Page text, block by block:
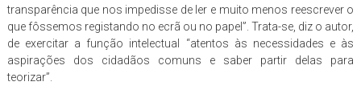
transparência que nos impedisse de ler e muito menos reescrever o
que fôssemos registando no ecrã ou no papel”. Trata-se, diz o autor,
de exercitar a função intelectual “atentos às necessidades e às
aspirações dos cidadãos comuns e saber partir delas para
teorizar”.